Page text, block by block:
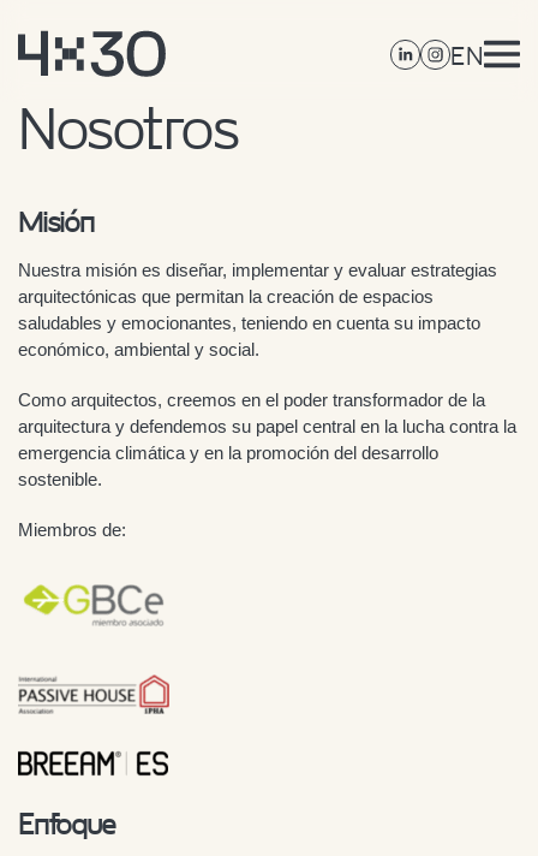
EN
Nosotros
Misión
Nuestra misión es diseñar, implementar y evaluar estrategias
arquitectónicas que permitan la creación de espacios
saludables y emocionantes, teniendo en cuenta su impacto
económico, ambiental y social.
Como arquitectos, creemos en el poder transformador de la
arquitectura y defendemos su papel central en la lucha contra la
emergencia climática y en la promoción del desarrollo
sostenible.
Miembros de:
Enfoque